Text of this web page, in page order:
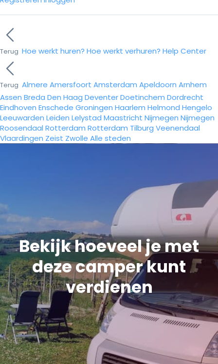
Terug Hoe werkt huren? Hoe werkt verhuren? Help Center
Terug Almere Amersfoort Amsterdam Apeldoorn Arnhem
Assen Breda Den Haag DeventerDoetinchem Dordrecht
Eindhoven Enschede Groningen Haarlem Helmond Hengelo
Leeuwarden Leiden Lelystad Maastricht Nijmegen Nijmegen
Roosendaal Rotterdam Rotterdam Tilburg Veenendaal
Vlaardingen Zeist Zwolle Alle steden
Bekijk hoeveel je met
deze camper kunt
verdienen